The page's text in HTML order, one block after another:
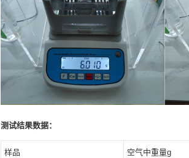
测试结果数据：
样品 空气中重量g